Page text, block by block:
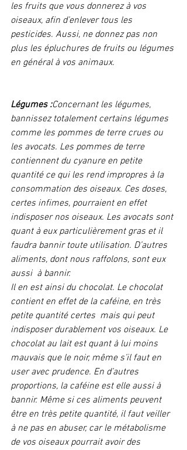
les fruits que vous donnerez à vos
oiseaux, afin d’enlever tous les
pesticides. Aussi, ne donnez pas non
plus les épluchures de fruits ou légumes
en général à vos animaux.
Légumes :Concernant les légumes,
bannissez totalement certains légumes
comme les pommes de terre crues ou
les avocats. Les pommes de terre
contiennent du cyanure en petite
quantité ce qui les rend impropres à la
consommation des oiseaux. Ces doses,
certes infimes, pourraient en effet
indisposer nos oiseaux. Les avocats sont
quant à eux particulièrement gras et il
faudra bannir toute utilisation. D’autres
aliments, dont nous raffolons, sont eux
aussi  à bannir.
Il en est ainsi du chocolat. Le chocolat
contient en effet de la caféine, en très
petite quantité certes  mais qui peut
indisposer durablement vos oiseaux. Le
chocolat au lait est quant à lui moins
mauvais que le noir, même s’il faut en
user avec prudence. En d’autres
proportions, la caféine est elle aussi à
bannir. Même si ces aliments peuvent
être en très petite quantité, il faut veiller
à ne pas en abuser, car le métabolisme
de vos oiseaux pourrait avoir des